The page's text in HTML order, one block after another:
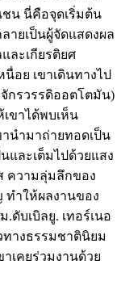
น นี่คือจุดเริ่มต้น
ายเป็นผู้จัดแสดงผล
ละเกียรติยศ
อย เขาเดินทางไป
กรวรรดิออตโตมัน)
ขาได้พบเห็น
นำมาถ่ายทอดเป็น
ละเต็มไปด้วยแสง
ความลุ่มลึกของ
ทำให้ผลงานของ
.ดับเบิลยู. เทอร์เนอ
างธรรมชาตินิยม
เคยร่วมงานด้วย